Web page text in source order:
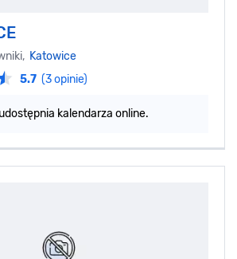
Katowice
5.7 (3 opinie)
kalendarza online.